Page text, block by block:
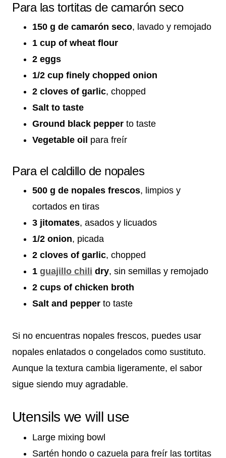
Para las tortitas de camarón seco
150 g de camarón seco, lavado y remojado
1 cup of wheat flour
2 eggs
1/2 cup finely chopped onion
2 cloves of garlic, chopped
Salt to taste
Ground black pepper to taste
Vegetable oil para freír
Para el caldillo de nopales
500 g de nopales frescos, limpios y
cortados en tiras
3 jitomates, asados y licuados
1/2 onion, picada
2 cloves of garlic, chopped
1 guajillo chili dry, sin semillas y remojado
2 cups of chicken broth
Salt and pepper to taste
Si no encuentras nopales frescos, puedes usar
nopales enlatados o congelados como sustituto.
Aunque la textura cambia ligeramente, el sabor
sigue siendo muy agradable.
Utensils we will use
Large mixing bowl
Sartén hondo o cazuela para freír las tortitas